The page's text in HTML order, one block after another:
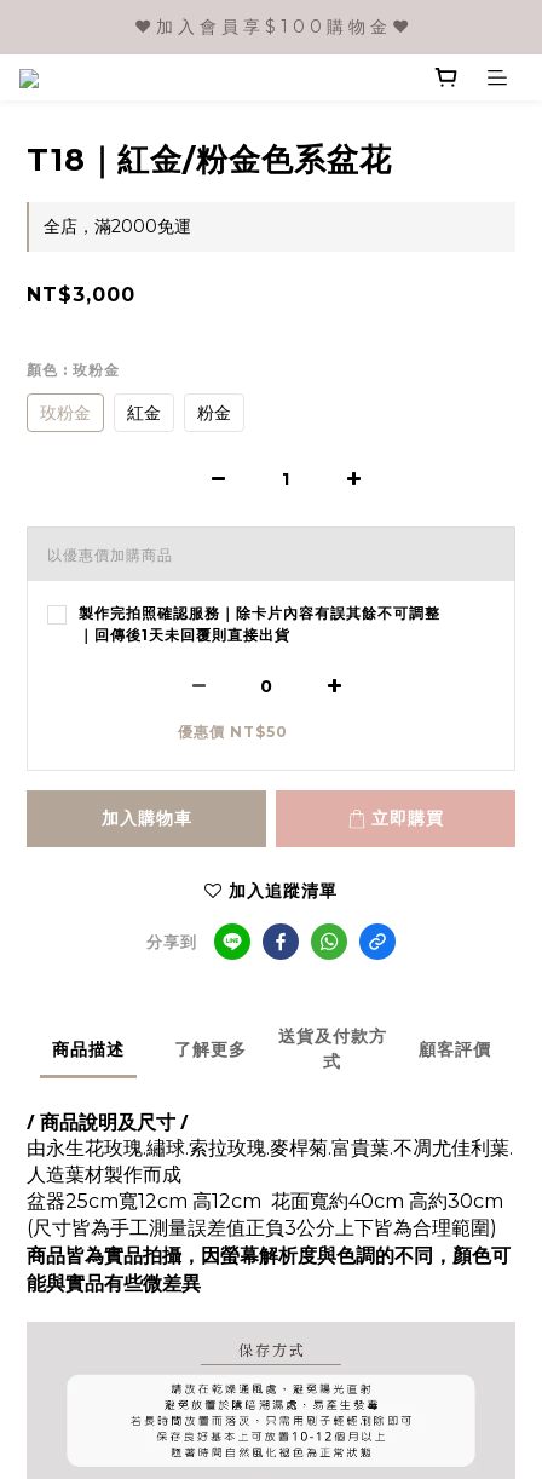
❤️ 加 入 會 員 享 $ 1 0 0 購 物 金 ❤️
T18｜紅金/粉金色系盆花
全店，滿2000免運
NT$3,000
顏色 : 玫粉金
玫粉金 紅金 粉金
以優惠價加購商品
製作完拍照確認服務｜除卡片內容有誤其餘不可調整
｜回傳後1天未回覆則直接出貨
優惠價 NT$50
加入購物車 立即購買
加入追蹤清單
分享到
商品描述 了解更多
送貨及付款方
式
顧客評價
/ 商品說明及尺寸 /
由永生花玫瑰.繡球.索拉玫瑰.麥桿菊.富貴葉.不凋尤佳利葉.
人造葉材製作而成
盆器25cm寬12cm 高12cm 花面寬約40cm 高約30cm
(尺寸皆為手工測量誤差值正負3公分上下皆為合理範圍)
商品皆為實品拍攝，因螢幕解析度與色調的不同，顏色可
能與實品有些微差異